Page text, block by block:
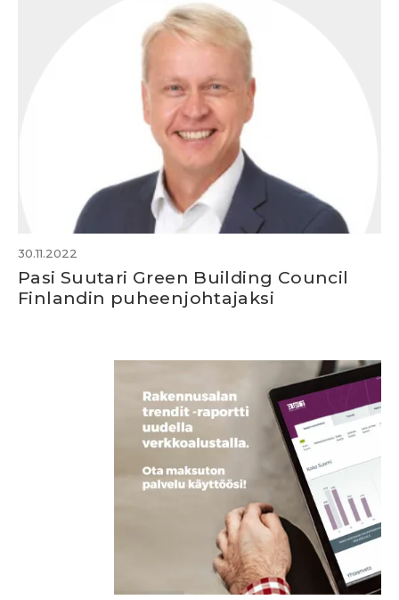
30.11.2022
Pasi Suutari Green Building Council
Finlandin puheenjohtajaksi